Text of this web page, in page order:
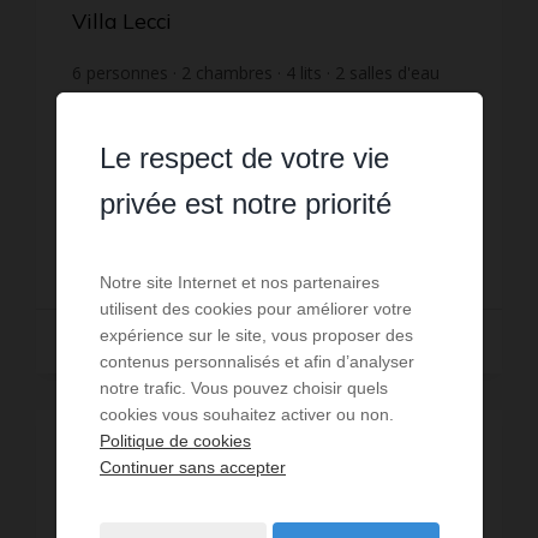
Villa Lecci
6 personnes 2 chambres 4 lits 2 salles d'eau
wi-fi
entièrement équipée et climatisée. Wifi à
résidence ...
Réf. : Mini villa Bay
Lire la suite
Le respect de votre vie
privée est notre priorité
Notre site Internet et nos partenaires
utilisent des cookies pour améliorer votre
expérience sur le site, vous proposer des
contenus personnalisés et afin d’analyser
notre trafic. Vous pouvez choisir quels
cookies vous souhaitez activer ou non.
Politique de cookies
Continuer sans accepter